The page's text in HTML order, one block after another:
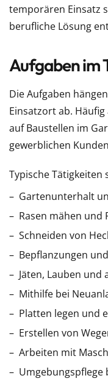
temporären Einsatz
berufliche Lösung
Aufgaben im
Die Aufgaben
Einsatzort ab.
auf Baustellen im
gewerblichen
Typische Tätigkeiten
Gartenunterhalt
Rasen mähen und
Schneiden von
Bepflanzungen
Jäten, Lauben
Mithilfe bei
Platten legen und
Erstellen von
Arbeiten mit
Umgebungspflege